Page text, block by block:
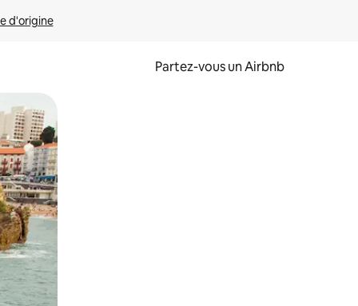
d'origine
Partez-vous un Airbnb